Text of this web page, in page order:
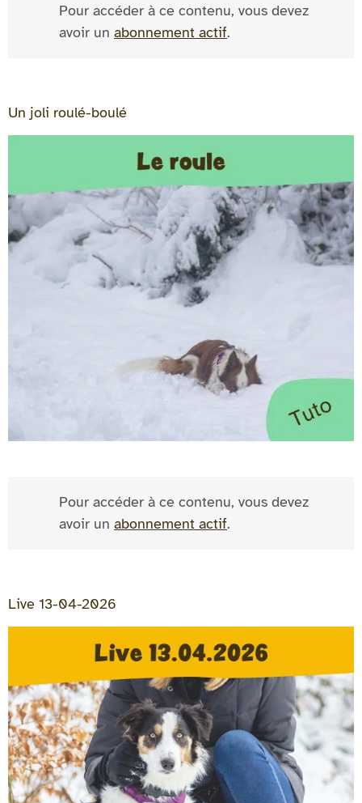
Pour accéder à ce contenu, vous devez
avoir un abonnement actif.
Un joli roulé-boulé
Pour accéder à ce contenu, vous devez
avoir un abonnement actif.
Live 13-04-2026